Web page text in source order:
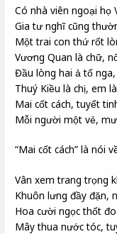
Có nhà viên ngoại họ
Gia tư nghĩ cũng
Một trai con thứ rốt
Vương Quan là chữ,
Đầu lòng hai ả tố nga,
Thuý Kiều là chị, em
Mai cốt cách, tuyết
Mỗi người một vẻ,
“Mai cốt cách” là nói
Vân xem trang trọng
Khuôn lưng đầy đặn,
Hoa cười ngọc thốt
Mây thua nước tóc,